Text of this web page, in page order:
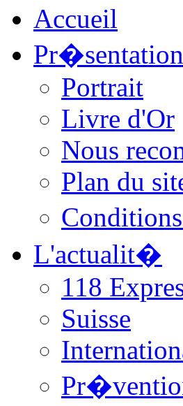
Accueil
Pr�sentation
Portrait
Livre d'Or
Nous
Plan du
L'actualit�
118
Suisse